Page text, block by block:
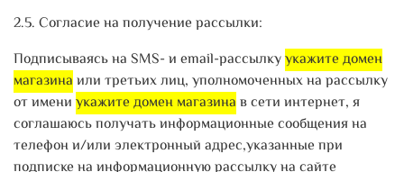
2.5. Согласие на получение рассылки:
Подписываясь на SMS- и email-рассылкуукажите домен
магазина или третьих лиц, уполномоченных на рассылку
от имени укажите домен магазина в сети интернет, я
соглашаюсь получать информационные сообщения на
телефон и/или электронный адрес,указанные при